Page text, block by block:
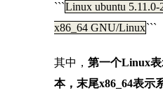
```Linux ubuntu 5.11.0-
x86_64 GNU/Linux```
其中， 第一个Linux表
本，末尾x86_64表示